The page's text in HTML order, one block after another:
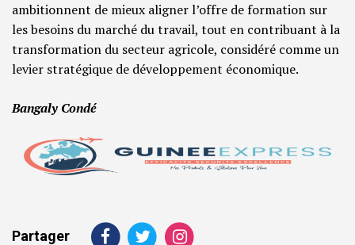
ambitionnent de mieux aligner l’offre de formation sur
les besoins du marché du travail, tout en contribuant à la
transformation du secteur agricole, considéré comme un
levier stratégique de développement économique.
Bangaly Condé
Partager